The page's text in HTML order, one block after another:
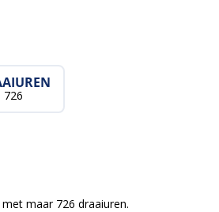
726
maar 726 draaiuren.